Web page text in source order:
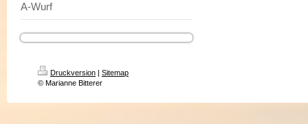
A-Wurf
Druckversion | Sitemap
© Marianne Bitterer